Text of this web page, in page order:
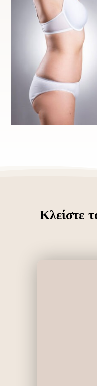
Κλείστε